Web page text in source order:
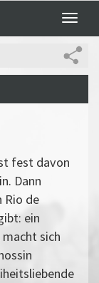
Toggle
fest davon
Dann
Rio de
ein
sich